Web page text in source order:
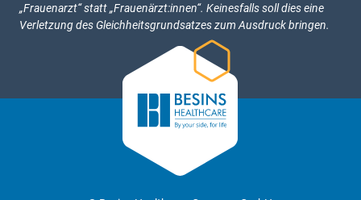
„Frauenarzt“ statt „Frauenärzt:innen“. Keinesfalls soll dies eine
Verletzung des Gleichheitsgrundsatzes zum Ausdruck bringen.